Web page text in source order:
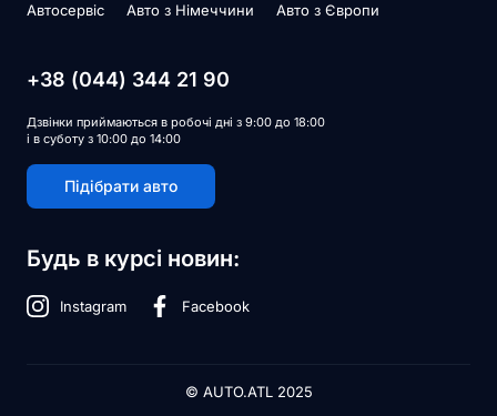
Автосервіс
Авто з Німеччини Авто з Європи
Будь в курсі новин:
Instagram Facebook
+38 (044) 344 21 90
Дзвінки приймаються в робочі дні з 9:00 до 18:00
і в суботу з 10:00 до 14:00
Підібрати авто
© AUTO.ATL 2025